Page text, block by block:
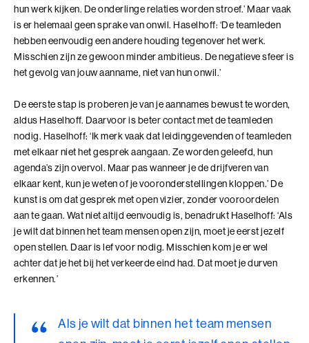
Leiderschap en Reflectie in de Publieke Sector (BaakBoost)
Leiderschap, Mens en Technologie
Leidinggeven aan eigenwijze Professionals
Leidinggeven aan eigenwijze Professionals (BaakBoost)
Leren Leiden
Leren Leiden (BaakBoost)
Management van Mensen
Management van Mensen (BaakBoost)
Moeilijke Gesprekken Voeren
Perfectionisme in Balans
hun werk kijken. De onderlinge relaties worden stroef.’ Maar vaak
is er helemaal geen sprake van onwil. Haselhoff: ‘De teamleden
hebben eenvoudig een andere houding tegenover het werk.
Misschien zijn ze gewoon minder ambitieus. De negatieve sfeer is
het gevolg van jouw aanname, niet van hun onwil.’
De eerste stap is proberen je van je aannames bewust te worden,
aldus Haselhoff. Daarvoor is beter contact met de teamleden
nodig. Haselhoff: ‘Ik merk vaak dat leidinggevenden of teamleden
met elkaar niet het gesprek aangaan. Ze worden geleefd, hun
agenda’s zijn overvol. Maar pas wanneer je de drijfveren van
elkaar kent, kun je weten of je vooronderstellingen kloppen.’ De
kunst is om dat gesprek met open vizier, zonder vooroordelen
aan te gaan. Wat niet altijd eenvoudig is, benadrukt Haselhoff: ‘Als
je wilt dat binnen het team mensen open zijn, moet je eerst jezelf
open stellen. Daar is lef voor nodig. Misschien kom je er wel
achter dat je het bij het verkeerde eind had. Dat moet je durven
erkennen.’
Als je wilt dat binnen het team mensen